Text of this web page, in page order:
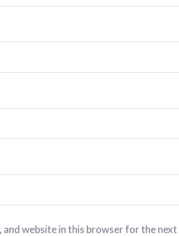
and website in this browser for the